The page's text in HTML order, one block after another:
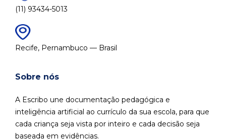
(11) 93434-5013
Recife, Pernambuco — Brasil
Sobre nós
A Escribo une documentação pedagógica e
inteligência artificial ao currículo da sua escola, para que
cada criança seja vista por inteiro e cada decisão seja
baseada em evidências.